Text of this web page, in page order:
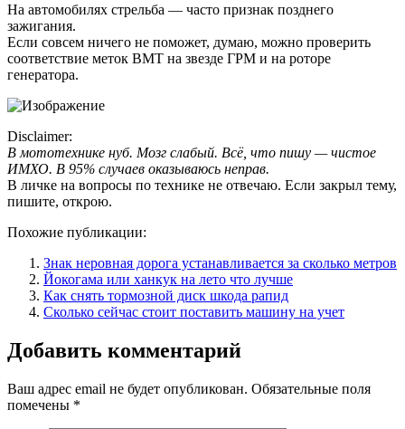
На автомобилях стрельба — часто признак позднего
зажигания.
Если совсем ничего не поможет, думаю, можно проверить
соответствие меток ВМТ на звезде ГРМ и на роторе
генератора.
Disclaimer:
В мототехнике нуб. Мозг слабый. Всё, что пишу — чистое
ИМХО. В 95% случаев оказываюсь неправ.
В личке на вопросы по технике не отвечаю. Если закрыл тему,
пишите, открою.
Похожие публикации:
Знак неровная дорога устанавливается за сколько метров
Йокогама или ханкук на лето что лучше
Как снять тормозной диск шкода рапид
Сколько сейчас стоит поставить машину на учет
Добавить комментарий
Ваш адрес email не будет опубликован. Обязательные поля
помечены *